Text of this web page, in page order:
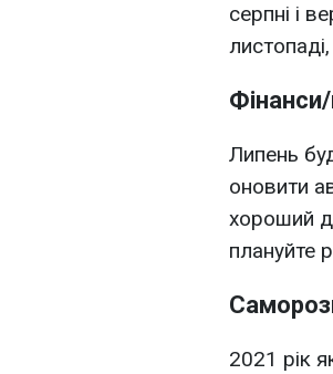
серпні і
Липень
оновити
хороший
плануйте
2021 рік